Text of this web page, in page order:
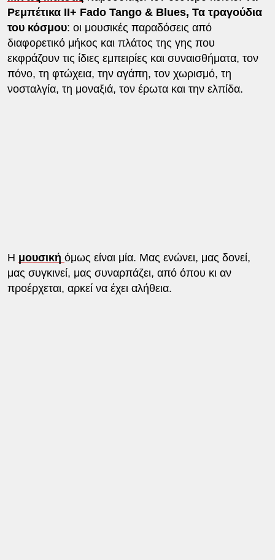
Ρεμπέτικα II+ Fado Tango & Blues, Τα τραγούδια
του κόσμου: οι μουσικές παραδόσεις από
διαφορετικό μήκος και πλάτος της γης που
εκφράζουν τις ίδιες εμπειρίες και συναισθήματα, τον
πόνο, τη φτώχεια, την αγάπη, τον χωρισμό, τη
νοσταλγία, τη μοναξιά, τον έρωτα και την ελπίδα.
Η μουσική όμως είναι μία. Μας ενώνει, μας δονεί,
μας συγκινεί, μας συναρπάζει, από όπου κι αν
προέρχεται, αρκεί να έχει αλήθεια.